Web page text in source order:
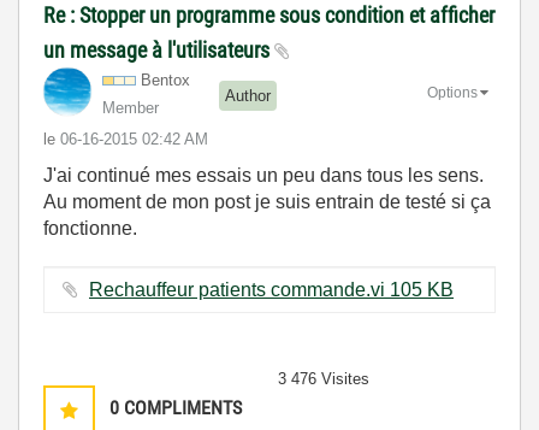
Re : Stopper un programme sous condition et afficher
un message à l'utilisateurs
Bentox
Member
Author
le ‎06-16-2015 02:42 AM
Options
J'ai continué mes essais un peu dans tous les sens.
Au moment de mon post je suis entrain de testé si ça
fonctionne.
Rechauffeur patients commande.vi ‏105 KB
0 COMPLIMENTS
3 476 Visites